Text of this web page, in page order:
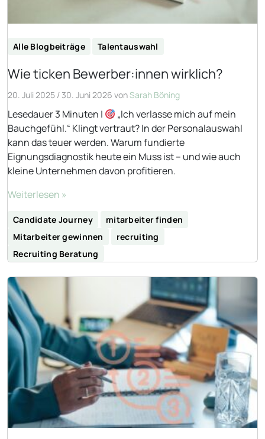
Alle Blogbeiträge Talentauswahl
Wie ticken Bewerber:innen wirklich?
20. Juli 2025 / 30. Juni 2026 vonSarah Böning
Lesedauer 3 Minuten |
„Ich verlasse mich auf mein
Bauchgefühl.“ Klingt vertraut? In der Personalauswahl
kann das teuer werden. Warum fundierte
Eignungsdiagnostik heute ein Muss ist – und wie auch
kleine Unternehmen davon profitieren.
Weiterlesen »
Candidate Journey
mitarbeiter finden
Mitarbeiter gewinnen
recruiting
Recruiting Beratung